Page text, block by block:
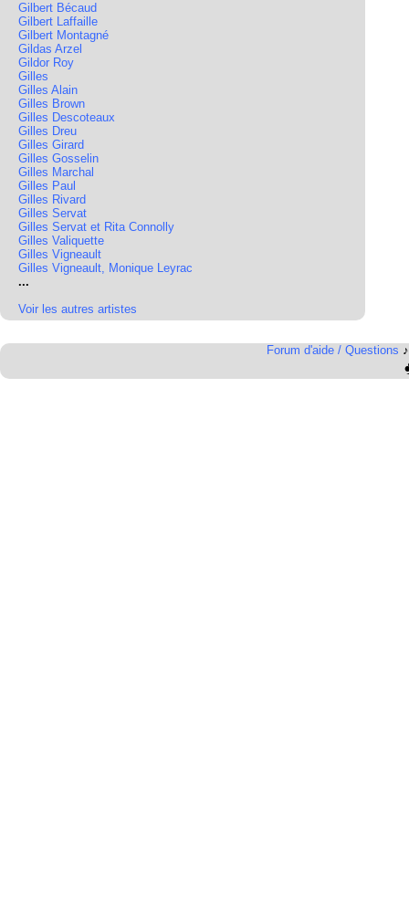
Gilbert Bécaud
Gilbert Laffaille
Gilbert Montagné
Gildas Arzel
Gildor Roy
Gilles
Gilles Alain
Gilles Brown
Gilles Descoteaux
Gilles Dreu
Gilles Girard
Gilles Gosselin
Gilles Marchal
Gilles Paul
Gilles Rivard
Gilles Servat
Gilles Servat et Rita Connolly
Gilles Valiquette
Gilles Vigneault
Gilles Vigneault, Monique Leyrac
...
Voir les autres artistes
Forum d'aide / Questions